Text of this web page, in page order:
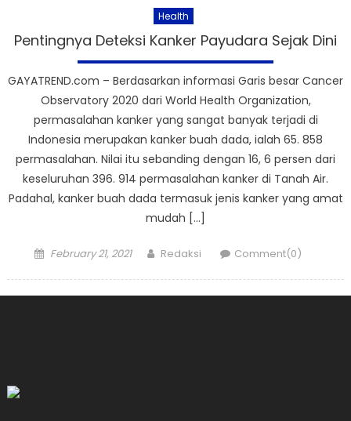
Health
Pentingnya Deteksi Kanker Payudara Sejak Dini
GAYATREND.com – Berdasarkan informasi Garis besar Cancer
Observatory 2020 dari World Health Organization,
permasalahan kanker yang sangat banyak terjadi di
Indonesia merupakan kanker buah dada, ialah 65. 858
permasalahan. Nilai itu sebanding dengan 16, 6 persen dari
keseluruhan 396. 914 permasalahan kanker di Tanah Air.
Padahal, kanker buah dada termasuk jenis kanker yang amat
mudah […]
Posted
February 21, 2021 Author
Redaksi Comment(0)